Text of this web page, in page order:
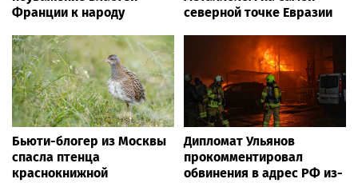
Франции к народу
северной точке Евразии
Бьюти-блогер из Москвы
спасла птенца
краснокнижной
Дипломат Ульянов
прокомментировал
обвинения в адрес РФ из-